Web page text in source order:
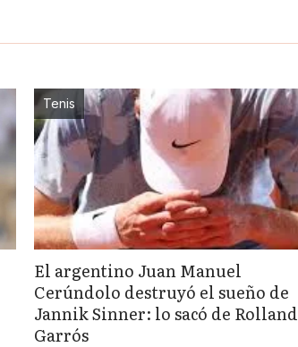
Tenis
El argentino Juan Manuel
Cerúndolo destruyó el sueño de
Jannik Sinner: lo sacó de Rolland
Garrós